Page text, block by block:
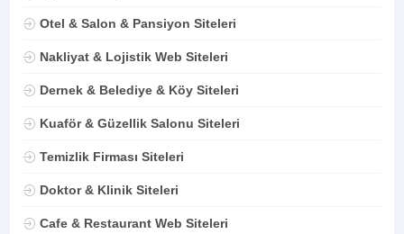
Otel & Salon & Pansiyon Siteleri
Nakliyat & Lojistik Web Siteleri
Dernek & Belediye & Köy Siteleri
Kuaför & Güzellik Salonu Siteleri
Temizlik Firması Siteleri
Doktor & Klinik Siteleri
Cafe & Restaurant Web Siteleri